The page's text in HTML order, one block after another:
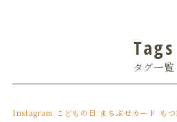
Tags
タグ一覧
Instagram こどもの日 まちぶせカード もつ